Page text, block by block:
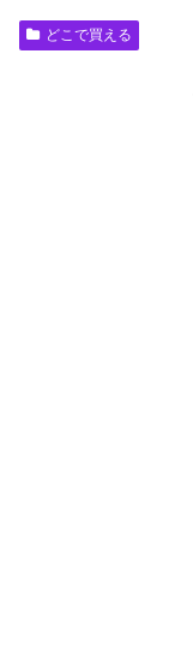
どこで買える